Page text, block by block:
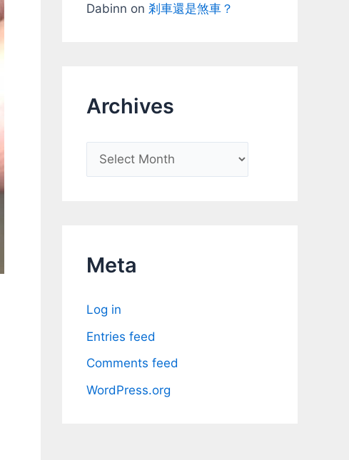
Dabinn on 剎車還是煞車？
Archives
r
vMeta
Log in
Entries feed
Comments feed
WordPress.org